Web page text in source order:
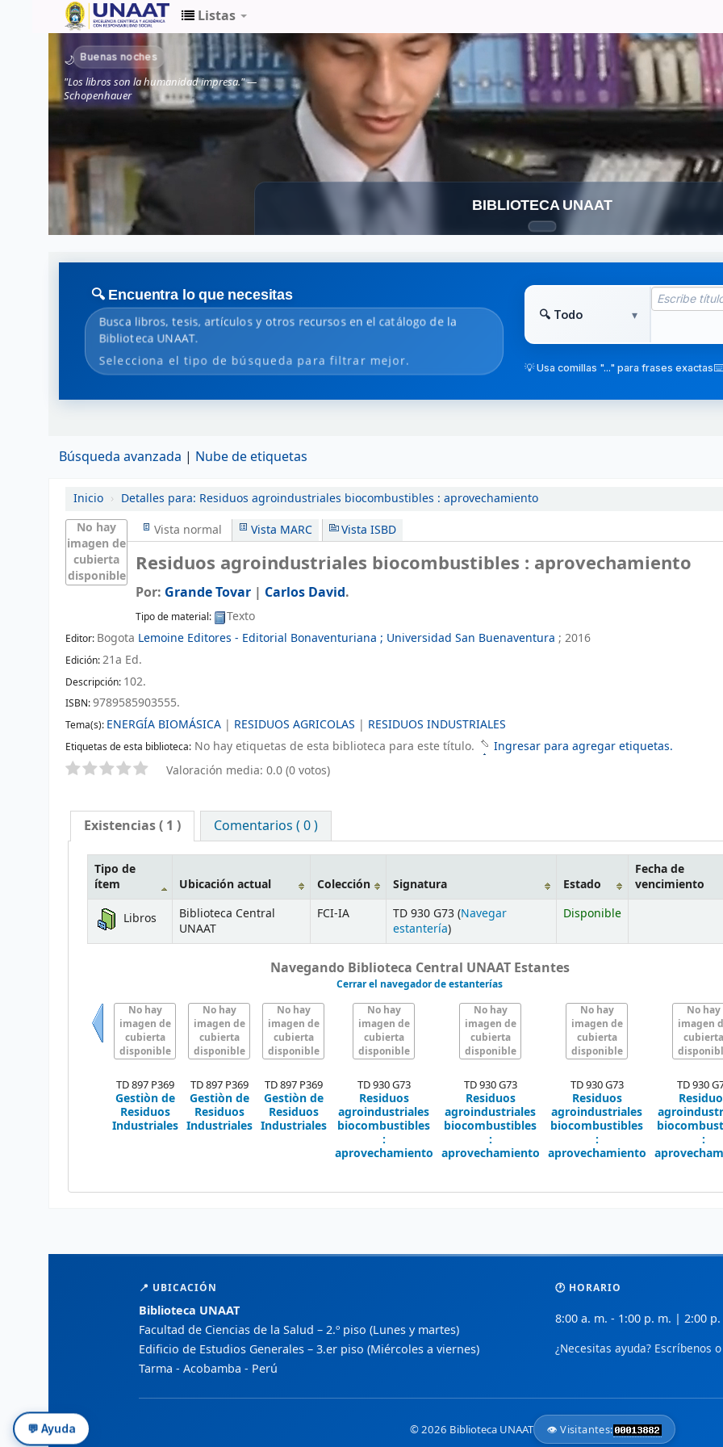
Biblioteca
Unaat
Listas
🌙 Buenas noches
"Los libros son la humanidad impresa." —
Schopenhauer
BIBLIOTECA UNAAT
💬 Ayuda
🔍 Encuentra lo que necesitas
Busca libros, tesis, artículos y otros recursos en el catálogo de la
Biblioteca UNAAT.
Selecciona el tipo de búsqueda para filtrar mejor. 💡 Usa comillas "..." para frases exactas⌨️
Búsqueda avanzada Nube de etiquetas
Inicio › Detalles para: Residuos agroindustriales biocombustibles : aprovechamiento
No hay
imagen de
cubierta
disponible
Vista normal Vista MARC Vista ISBD
Residuos agroindustriales biocombustibles : aprovechamiento
Por: Grande Tovar | Carlos David.
Tipo de material: Texto
Editor: Bogota Lemoine Editores - Editorial Bonaventuriana ; Universidad San Buenaventura ; 2016
Edición:21a Ed.
Descripción: 102.
ISBN:9789585903555.
Tema(s): ENERGÍA BIOMÁSICA | RESIDUOS AGRICOLAS | RESIDUOS INDUSTRIALES
Etiquetas de esta biblioteca: No hay etiquetas de esta biblioteca para este título.
Ingresar para agregar etiquetas.
Valoración media: 0.0 (0 votos)
Existencias( 1 ) Comentarios ( 0 )
Tipo de
ítem
Ubicación actual Colección Signatura Estado
Fecha de
vencimiento
Libros
Biblioteca Central
UNAAT
FCI-IA TD 930 G73 (Navegar
estantería)
Disponible
Navegando Biblioteca Central UNAAT Estantes
Cerrar el navegador de estanterías
Previo
No hay
imagen de
cubierta
disponible
No hay
imagen de
cubierta
disponible
No hay
imagen de
cubierta
disponible
No hay
imagen de
cubierta
disponible
No hay
imagen de
cubierta
disponible
No hay
imagen de
cubierta
disponible
No hay
imagen
cubierta
TD 897 P369
Gestiòn de
Residuos
Industriales
TD 897 P369
Gestiòn de
Residuos
Industriales
TD 897 P369
Gestiòn de
Residuos
Industriales
TD 930 G73
Residuos
agroindustriales
biocombustibles
:
aprovechamiento
TD 930 G73
Residuos
agroindustriales
biocombustibles
:
aprovechamiento
TD 930 G73
Residuos
agroindustriales
biocombustibles
:
aprovechamiento
TD 930
:
📍 UBICACIÓN
Biblioteca UNAAT
Facultad de Ciencias de la Salud – 2.º piso (Lunes y martes)
Edificio de Estudios Generales – 3.er piso (Miércoles a viernes)
Tarma - Acobamba - Perú
🕐 HORARIO
8:00 a. m. - 1:00 p. m. | 2:00
¿Necesitas ayuda? Escríbenos
© 2026 Biblioteca UNAAT 👁️ Visitantes: